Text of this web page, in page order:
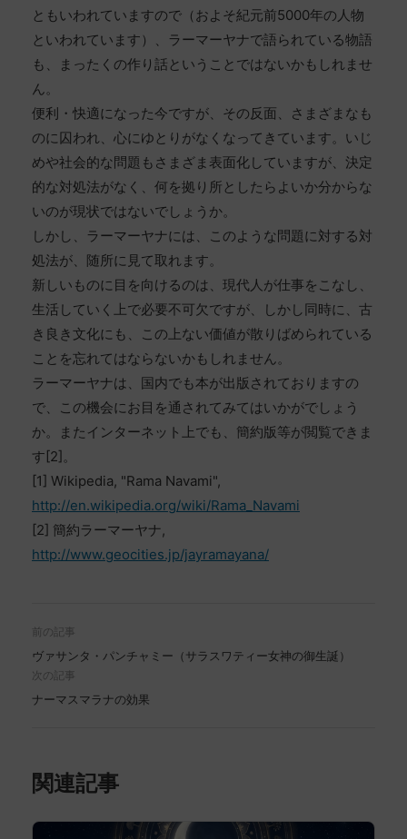
ともいわれていますので（およそ紀元前5000年の人物
といわれています）、ラーマーヤナで語られている物語
も、まったくの作り話ということではないかもしれませ
ん。
便利・快適になった今ですが、その反面、さまざまなも
のに囚われ、心にゆとりがなくなってきています。いじ
めや社会的な問題もさまざま表面化していますが、決定
的な対処法がなく、何を拠り所としたらよいか分からな
いのが現状ではないでしょうか。
しかし、ラーマーヤナには、このような問題に対する対
処法が、随所に見て取れます。
新しいものに目を向けるのは、現代人が仕事をこなし、
生活していく上で必要不可欠ですが、しかし同時に、古
き良き文化にも、この上ない価値が散りばめられている
ことを忘れてはならないかもしれません。
ラーマーヤナは、国内でも本が出版されておりますの
で、この機会にお目を通されてみてはいかがでしょう
か。またインターネット上でも、簡約版等が閲覧できま
す[2]。
[1] Wikipedia, "Rama Navami",
http://en.wikipedia.org/wiki/Rama_Navami
[2] 簡約ラーマーヤナ,
http://www.geocities.jp/jayramayana/
前の記事
ヴァサンタ・パンチャミー（サラスワティー女神の御生誕）
次の記事
ナーマスマラナの効果
関連記事